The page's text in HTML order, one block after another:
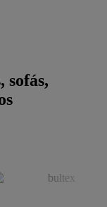
sofás,